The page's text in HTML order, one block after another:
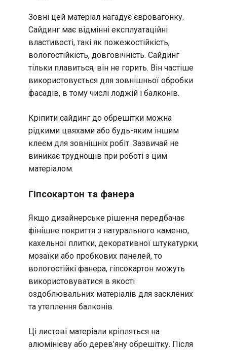
Зовні цей матеріал нагадує євровагонку.
Сайдинг має відмінні експлуатаційні
властивості, такі як пожежостійкість,
вологостійкість, довговічність. Сайдинг
тільки плавиться, він не горить. Він частіше
використовується для зовнішньої обробки
фасадів, в тому числі лоджій і балконів.
Кріпити сайдинг до обрешітки можна
рідкими цвяхами або будь-яким іншим
клеєм для зовнішніх робіт. Зазвичай не
виникає труднощів при роботі з цим
матеріалом.
Гіпсокартон та фанера
Якщо дизайнерське рішення передбачає
фінішне покриття з натурального каменю,
кахельної плитки, декоративної штукатурки,
мозаїки або пробкових панелей, то
вологостійкі фанера, гіпсокартон можуть
використовуватися в якості
оздоблювальних матеріалів для засклених
та утеплення балконів.
Ці листові матеріали кріпляться на
алюмінієву або дерев’яну обрешітку. Після